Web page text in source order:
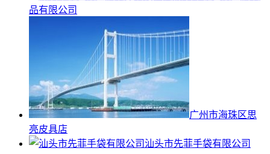
品有限公司
广州市海珠区思
亮皮具店
汕头市先菲手袋有限公司